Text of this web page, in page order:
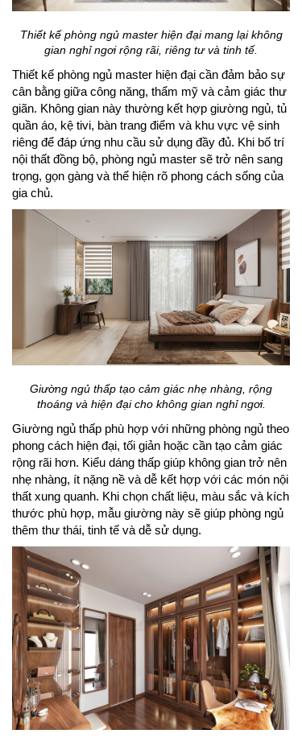
Thiết kế phòng ngủ master hiện đại mang lại không
gian nghỉ ngơi rộng rãi, riêng tư và tinh tế.
Thiết kế phòng ngủ master hiện đại cần đảm bảo sự
cân bằng giữa công năng, thẩm mỹ và cảm giác thư
giãn. Không gian này thường kết hợp giường ngủ, tủ
quần áo, kệ tivi, bàn trang điểm và khu vực vệ sinh
riêng để đáp ứng nhu cầu sử dụng đầy đủ. Khi bố trí
nội thất đồng bộ, phòng ngủ master sẽ trở nên sang
trọng, gọn gàng và thể hiện rõ phong cách sống của
gia chủ.
Giường ngủ thấp tạo cảm giác nhẹ nhàng, rộng
thoáng và hiện đại cho không gian nghỉ ngơi.
Giường ngủ thấp phù hợp với những phòng ngủ theo
phong cách hiện đại, tối giản hoặc cần tạo cảm giác
rộng rãi hơn. Kiểu dáng thấp giúp không gian trở nên
nhẹ nhàng, ít nặng nề và dễ kết hợp với các món nội
thất xung quanh. Khi chọn chất liệu, màu sắc và kích
thước phù hợp, mẫu giường này sẽ giúp phòng ngủ
thêm thư thái, tinh tế và dễ sử dụng.